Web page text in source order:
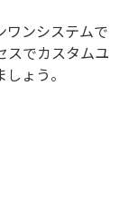
ワンシステムで
スでカスタムユ
ょう。